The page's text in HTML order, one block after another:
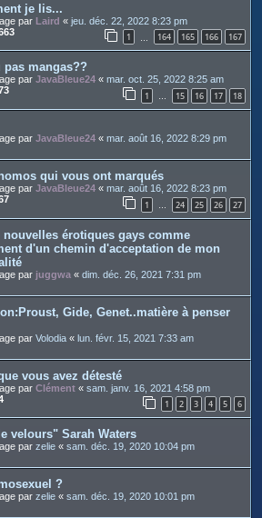
je lis...
par Laird « jeu. déc. 22, 2022 8:23 pm
1 164 165 166 167
pas mangas??
par JavaBleue24 « mar. oct. 25, 2022 8:25 am
1 … 15 16 17 18
par JavaBleue24 « mar. août 16, 2022 8:29 pm
qui vous ont marqués
par JavaBleue24 « mar. août 16, 2022 8:23 pm
1 24 25 26 27
nouvelles érotiques gays comme
d'un chemin d'acceptation de mon
par juggwa « dim. déc. 26, 2021 7:31 pm
Gide, Genet..matière à penser
par Volodia « lun. févr. 15, 2021 7:33 am
vous avez détesté
par Clément « sam. janv. 16, 2021 4:58 pm
1 2 3 4 5 6
velours" Sarah Waters
par zelie « sam. déc. 19, 2020 10:04 pm
?
par zelie « sam. déc. 19, 2020 10:01 pm